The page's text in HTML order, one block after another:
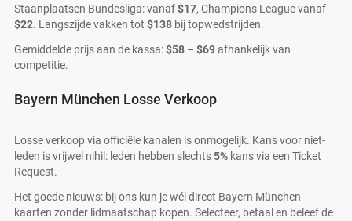
Staanplaatsen Bundesliga: vanaf$17, Champions League vanaf
$22. Langszijde vakken tot $138 bij topwedstrijden.
Gemiddelde prijs aan de kassa:$58 – $69afhankelijk van
competitie.
Bayern München Losse Verkoop
Losse verkoop via officiële kanalen is onmogelijk. Kans voor niet-
leden is vrijwel nihil: leden hebben slechts5% kans via een Ticket
Request.
Het goede nieuws: bij ons kun je wél direct Bayern München
kaarten zonder lidmaatschap kopen. Selecteer, betaal en beleef de